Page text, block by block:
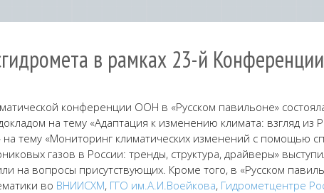
в рамках 23-й
конференции ООН в «Русском павильоне»
на тему «Адаптация к изменению климата: взгляд из
тему «Мониторинг климатических изменений с помощью
газов в России: тренды, структура, драйверы»
на вопросы присутствующих. Кроме того, в «Русском
во ВНИИСХМ, ГГО им.А.И.Воейкова, Гидрометцентре